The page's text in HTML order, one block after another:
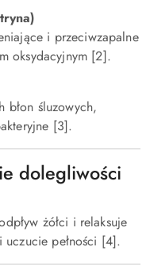
i przeciwzapalne
oksydacyjnym [2].
błon śluzowych,
[3].
dolegliwości
żółci i relaksuje
pełności [4].